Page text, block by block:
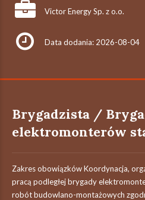
Victor Energy Sp. z o.o.
Data dodania: 2026-08-04
Brygadzista /
elektromonterów
Zakres obowiązków Koordynacja,
pracą podległej brygady
robót budowlano-montażowych